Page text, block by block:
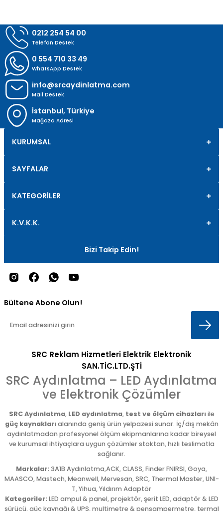
0212 254 54 00
Telefon Destek
0 554 710 33 49
WhatsApp Destek
info@srcaydinlatma.com
Mail Destek
İstanbul, Türkiye
Mağaza Adresi
KURUMSAL
SAYFALAR
KATEGORİLER
K.V.K.K.
Bizi Takip Edin!
Bültene Abone Olun!
SRC Reklam Hizmetleri Elektrik Elektronik
SAN.TİC.LTD.ŞTİ
SRC Aydınlatma – LED Aydınlatma
ve Elektronik Çözümler
SRC Aydınlatma, LED aydınlatma, test ve ölçüm cihazlarıile
güç kaynaklarıalanında geniş ürün yelpazesi sunar. İç/dış mekân
aydınlatmadan profesyonel ölçüm ekipmanlarına kadar bireysel
ve kurumsal ihtiyaçlara uygun çözümler stoktan, hızlı teslimatla
sağlanır.
Markalar: 3A1B Aydınlatma,ACK, CLASS, Finder FNIRSI, Goya,
MAASCO, Mastech, Meanwell, Mervesan, SRC, Thermal Master, UNI-
T, Yihua, Yıldırım Adaptör
Kategoriler: LED ampul & panel, projektör, şerit LED, adaptör & LED
sürücü, güç kaynağı & UPS, multimetre & pensampermetre, termal